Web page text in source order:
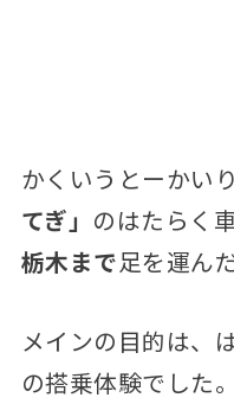
かくいうとーかいり
てぎ」 のはたらく
栃木まで足を運ん
メインの目的は、
の搭乗体験でした。